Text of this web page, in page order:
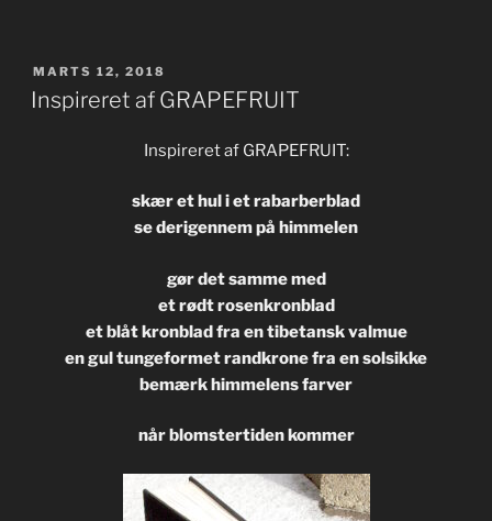
UDGIVET
DEN
MARTS 12, 2018
Inspireret af GRAPEFRUIT
Inspireret af GRAPEFRUIT:
skær et hul i et rabarberblad
se derigennem på himmelen
gør det samme med
et rødt rosenkronblad
et blåt kronblad fra en tibetansk valmue
en gul tungeformet randkrone fra en solsikke
bemærk himmelens farver
når blomstertiden kommer